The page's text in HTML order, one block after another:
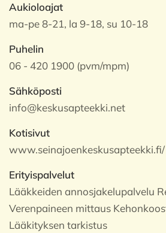
Aukioloajat
ma-pe 8-21, la 9-18, su 10-18
Puhelin
06 - 420 1900 (pvm/mpm)
Sähköposti
info@keskusapteekki.net
Kotisivut
www.seinajoenkeskusapteekki.fi/
Erityispalvelut
Lääkkeiden annosjakelupalvelu
Verenpaineen mittaus
Lääkityksen tarkistus